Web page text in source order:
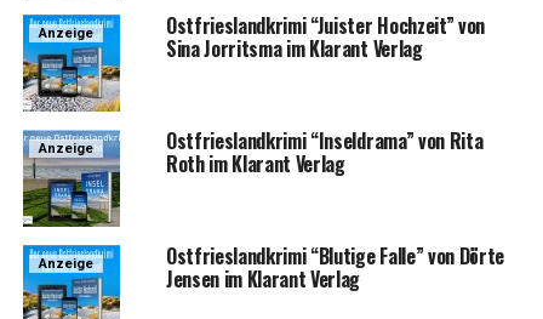
Anzeige Ost­fries­land­kri­mi “Juis­ter Hoch­zeit” von
Sina Jor­rit­s­ma im Klar­ant Verlag
Anzeige Ost­fries­land­kri­mi “Insel­dra­ma” von Rita
Roth im Klar­ant Verlag
Anzeige Ost­fries­land­kri­mi “Blu­ti­ge Fal­le” von Dör­te
Jen­sen im Klar­ant Verlag